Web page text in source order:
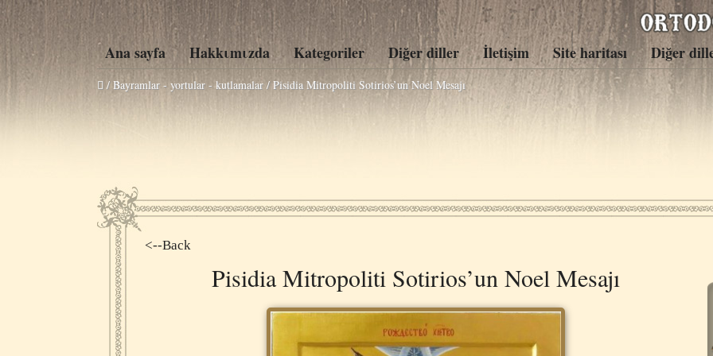
Ana sayfa Hakkιmιzda Kategoriler Diğer diller İletişim Site haritası Diğer
/ Bayramlar - yortular - kutlamalar /Pisidia Mitropoliti Sotirios’un Noel Mesajı
<--Back
Pisidia Mitropoliti Sotirios’un Noel Mesajı